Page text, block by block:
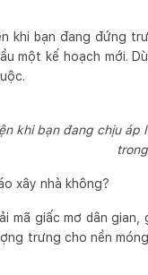
khi bạn đang đứng
một kế hoạch mới.
khi bạn đang chịu
xây nhà không?
mã giấc mơ dân
trưng cho nền